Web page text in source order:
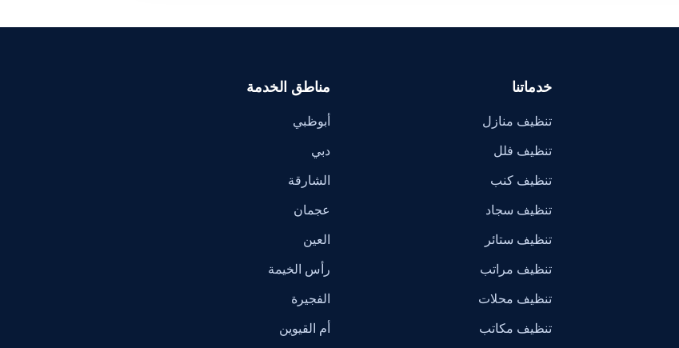
خدماتنا
تنظيف منازل
تنظيف فلل
تنظيف كنب
تنظيف سجاد
تنظيف ستائر
تنظيف مراتب
تنظيف محلات
تنظيف مكاتب
مناطق الخدمة
أبوظبي
دبي
الشارقة
عجمان
العين
رأس الخيمة
الفجيرة
أم القيوين